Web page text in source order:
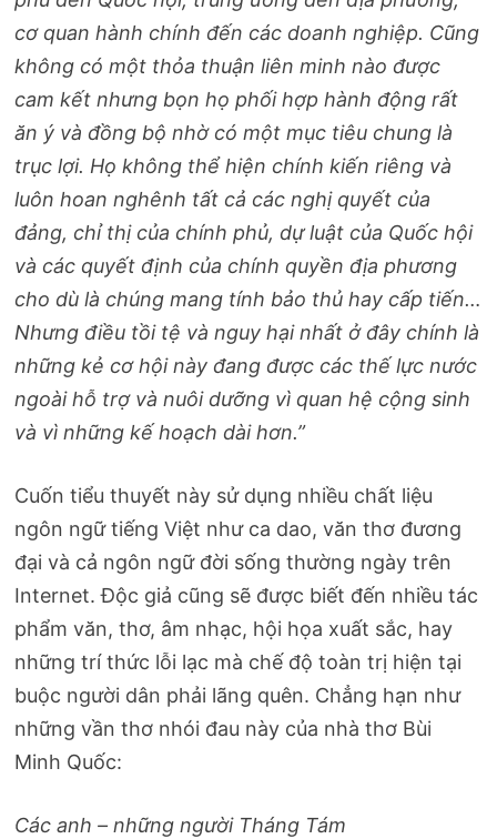
cơ quan hành chính đến các doanh nghiệp. Cũng
không có một thỏa thuận liên minh nào được
cam kết nhưng bọn họ phối hợp hành động rất
ăn ý và đồng bộ nhờ có một mục tiêu chung là
trục lợi. Họ không thể hiện chính kiến riêng và
luôn hoan nghênh tất cả các nghị quyết của
đảng, chỉ thị của chính phủ, dự luật của Quốc hội
và các quyết định của chính quyền địa phương
cho dù là chúng mang tính bảo thủ hay cấp tiến…
Nhưng điều tồi tệ và nguy hại nhất ở đây chính là
những kẻ cơ hội này đang được các thế lực nước
ngoài hỗ trợ và nuôi dưỡng vì quan hệ cộng sinh
và vì những kế hoạch dài hơn.”
Cuốn tiểu thuyết này sử dụng nhiều chất liệu
ngôn ngữ tiếng Việt như ca dao, văn thơ đương
đại và cả ngôn ngữ đời sống thường ngày trên
Internet. Độc giả cũng sẽ được biết đến nhiều tác
phẩm văn, thơ, âm nhạc, hội họa xuất sắc, hay
những trí thức lỗi lạc mà chế độ toàn trị hiện tại
buộc người dân phải lãng quên. Chẳng hạn như
những vần thơ nhói đau này của nhà thơ Bùi
Minh Quốc:
Các anh – những người Tháng Tám